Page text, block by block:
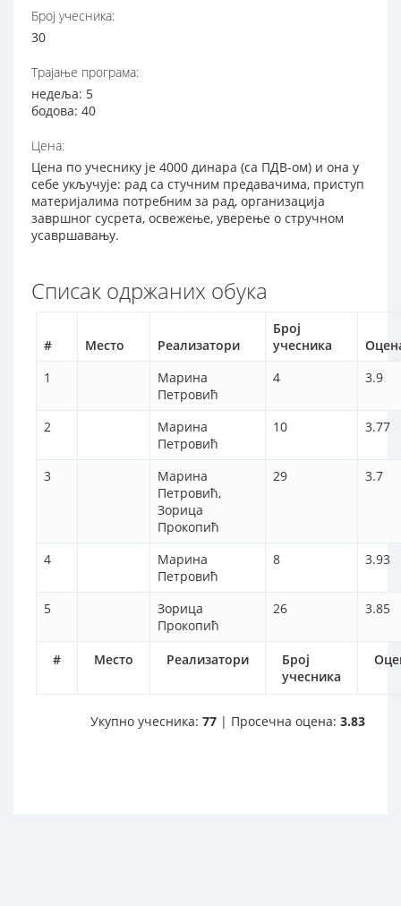
Број учесника:
30
Трајање програма:
недеља: 5
бодова: 40
Цена:
Цена по учеснику је 4000 динара (са ПДВ-ом) и она у
себе укључује: рад са стучним предавачима, приступ
материјалима потребним за рад, организација
завршног сусрета, освежење, уверење о стручном
усавршавању.
Списак одржаних обука
# Место Реализатори
Број
учесника
# Место Реализатори
Број
учесника
1
Марина
Петровић
4 3.9
2
Марина
Петровић
10 3.77
3
Марина
Петровић,
Зорица
Прокопић
29 3.7
4
Марина
Петровић
8 3.93
5
Зорица
Прокопић
26 3.85
Укупно учесника: 77 | Просечна оцена: 3.83